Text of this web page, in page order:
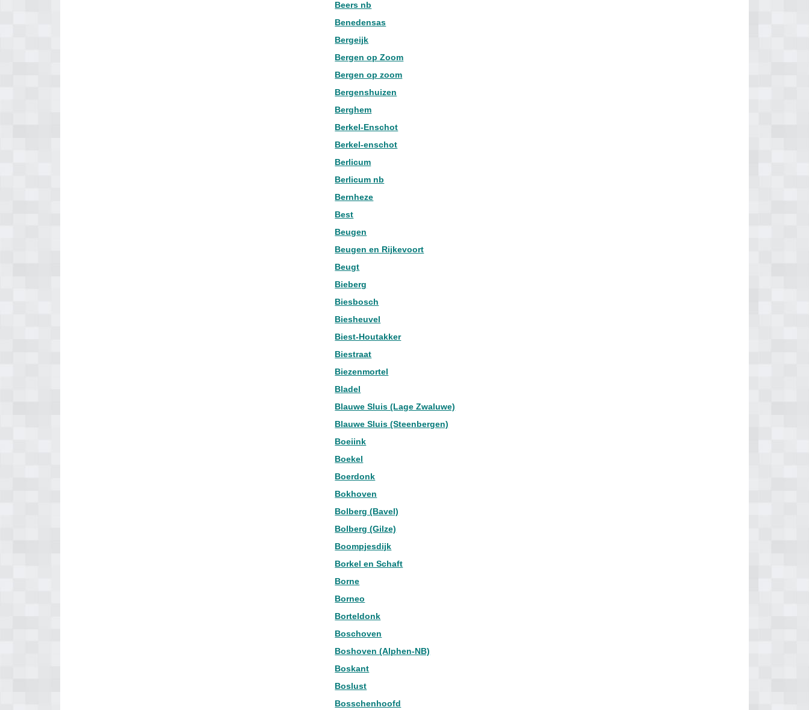
Beers nb
Benedensas
Bergeijk
Bergen op Zoom
Bergen op zoom
Bergenshuizen
Berghem
Berkel-Enschot
Berkel-enschot
Berlicum
Berlicum nb
Bernheze
Best
Beugen
Beugen en Rijkevoort
Beugt
Bieberg
Biesbosch
Biesheuvel
Biest-Houtakker
Biestraat
Biezenmortel
Bladel
Blauwe Sluis (Lage Zwaluwe)
Blauwe Sluis (Steenbergen)
Boeiink
Boekel
Boerdonk
Bokhoven
Bolberg (Bavel)
Bolberg (Gilze)
Boompjesdijk
Borkel en Schaft
Borne
Borneo
Borteldonk
Boschoven
Boshoven (Alphen-NB)
Boskant
Boslust
Bosschenhoofd